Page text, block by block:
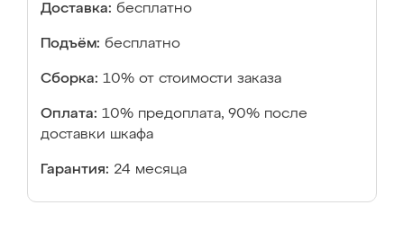
Доставка: бесплатно
Подъём: бесплатно
Сборка: 10% от стоимости заказа
Оплата: 10% предоплата, 90% после
доставки шкафа
Гарантия: 24 месяца